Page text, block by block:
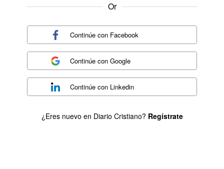
Or
Continúe con Facebook
Continúe conGoogle
Continúe con Linkedin
¿Eres nuevo en Diario Cristiano? Regístrate